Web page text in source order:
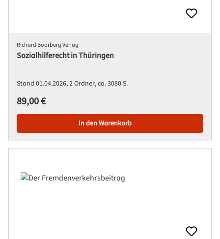
Richard Boorberg Verlag
Sozialhilferecht in Thüringen
Stand 01.04.20262 Ordnerca. 3080 S.
Regulärer Preis:
89,00 €
In den Warenkorb